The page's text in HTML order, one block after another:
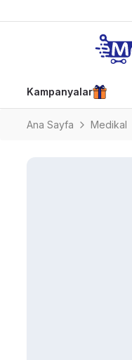
Kampanyalar
Ana Sayfa Medikal